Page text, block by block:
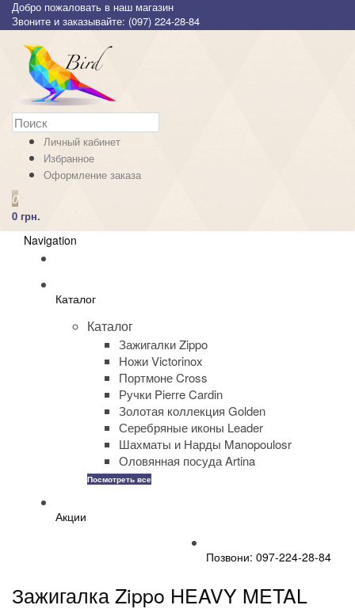
Добро пожаловать в наш магазин
Звоните и заказывайте: (097) 224-28-84
Личный кабинет
Избранное
Оформление заказа
0
0 грн.
Navigation
Каталог
Каталог
Зажигалки Zippo
Ножи Victorinox
Портмоне Cross
Ручки Pierre Cardin
Золотая коллекция Golden
Серебряные иконы Leader
Шахматы и Нарды Manopoulosr
Оловянная посуда Artina
Посмотреть все
Акции
Позвони: 097-224-28-84
Зажигалка Zippo HEAVY METAL